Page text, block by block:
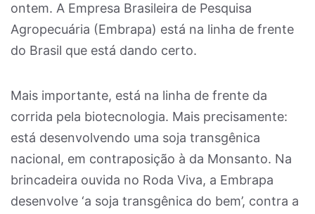
ontem. A Empresa Brasileira de Pesquisa
Agropecuária (Embrapa) está na linha de frente
do Brasil que está dando certo.
Mais importante, está na linha de frente da
corrida pela biotecnologia. Mais precisamente:
está desenvolvendo uma soja transgênica
nacional, em contraposição à da Monsanto. Na
brincadeira ouvida no Roda Viva, a Embrapa
desenvolve ‘a soja transgênica do bem’, contra a